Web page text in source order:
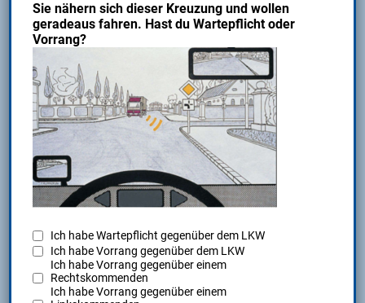
Sie sehen gerade einen Platzhalterinhalt vonStandard
Um auf den eigentlichen Inhalt zuzugreifen, klicken Sie auf
den Button unten. Bitte beachten Sie, dass dabei Daten an
Drittanbieter weitergegeben werden.
Inhalt entsperren
Weitere Informationen
Sie sehen gerade einen Platzhalterinhalt vonStandard
den Button unten. Bitte beachten Sie, dass dabei Daten an
Drittanbieter weitergegeben werden.
Inhalt entsperren
Sie nähern sich dieser Kreuzung und wollen
geradeaus fahren. Hast du Wartepflicht oder
Vorrang?
Ich habe Wartepflicht gegenüber dem LKW
Ich habe Vorrang gegenüber dem LKW
Ich habe Vorrang gegenüber einem
Rechtskommenden
Ich habe Vorrang gegenüber einem